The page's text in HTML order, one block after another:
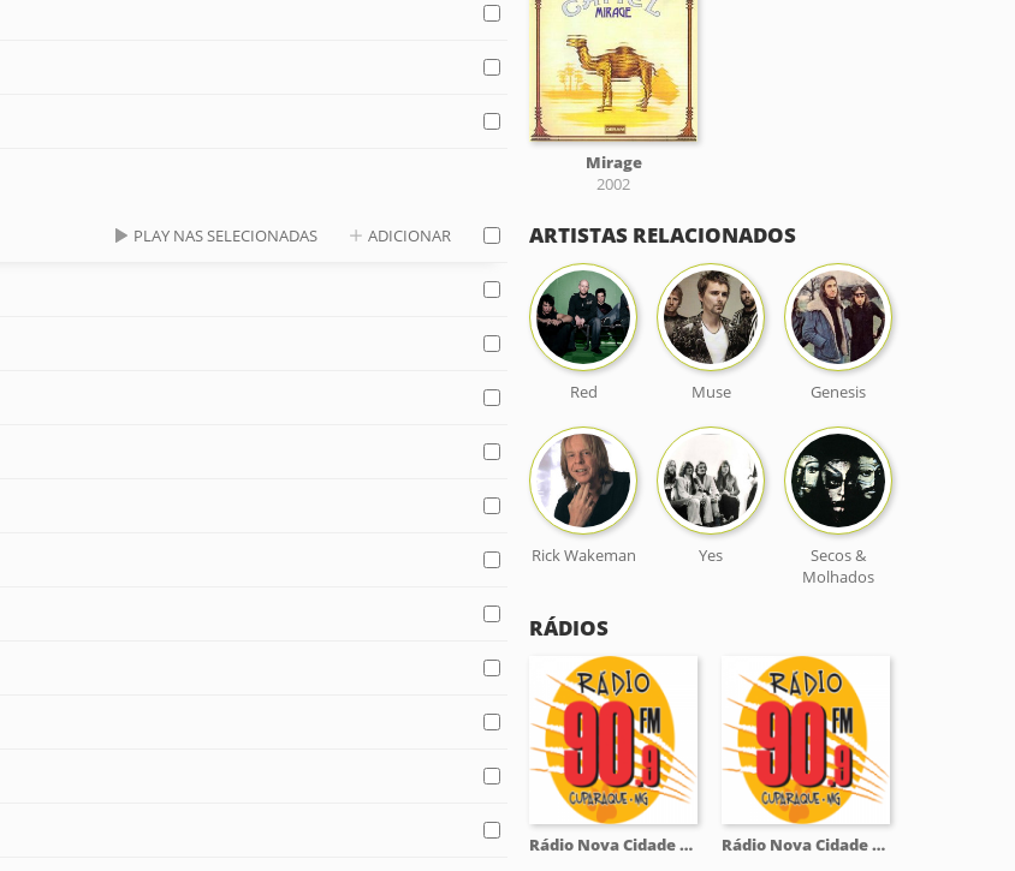
PLAY NAS SELECIONADAS ADICIONAR
Mirage
2002
ARTISTAS RELACIONADOS
Red Muse Genesis
Rick Wakeman Yes
Secos &
Molhados
RÁDIOS
Rádio Nova Cidade 90.9 FM Rádio Nova Cidade 90.9 FM